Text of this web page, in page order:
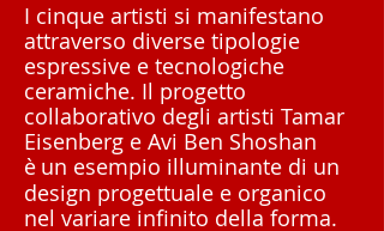
I cinque artisti si manifestano
attraverso diverse tipologie
espressive e tecnologiche
ceramiche. Il progetto
collaborativo degli artisti Tamar
Eisenberg e Avi Ben Shoshan
è un esempio illuminante di un
design progettuale e organico
nel variare infinito della forma.